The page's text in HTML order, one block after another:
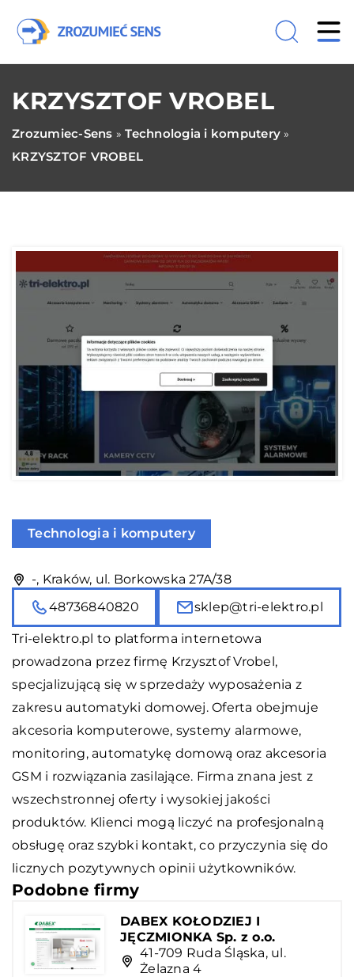
KRZYSZTOF VROBEL
Zrozumiec-Sens »Technologia i komputery »
KRZYSZTOF VROBEL
Technologia i komputery
-, Kraków, ul. Borkowska 27A/38
48736840820
sklep@tri-elektro.pl
Tri-elektro.pl to platforma internetowa
prowadzona przez firmę Krzysztof Vrobel,
specjalizującą się w sprzedaży wyposażenia z
zakresu automatyki domowej. Oferta obejmuje
akcesoria komputerowe, systemy alarmowe,
monitoring, automatykę domową oraz akcesoria
GSM i rozwiązania zasilające. Firma znana jest z
wszechstronnej oferty i wysokiej jakości
produktów. Klienci mogą liczyć na profesjonalną
obsługę oraz szybki kontakt, co przyczynia się do
licznych pozytywnych opinii użytkowników.
Podobne firmy
DABEX KOŁODZIEJ I
JĘCZMIONKA Sp. z o.o.
41-709 Ruda Śląska, ul.
Żelazna 4